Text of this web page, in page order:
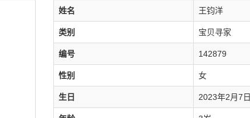
姓名 王钧洋
类别 宝贝寻家
编号 142879
性别 女
生日 2023年2月7日